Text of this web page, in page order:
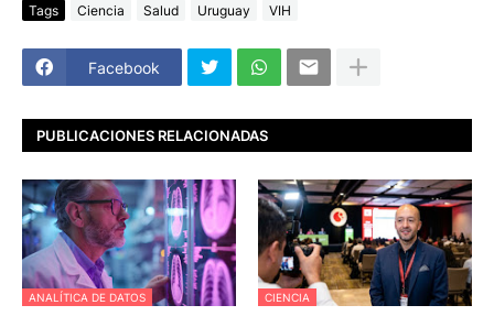
Tags Ciencia Salud Uruguay VIH
Facebook
PUBLICACIONES RELACIONADAS
ANALÍTICA DE DATOS CIENCIA